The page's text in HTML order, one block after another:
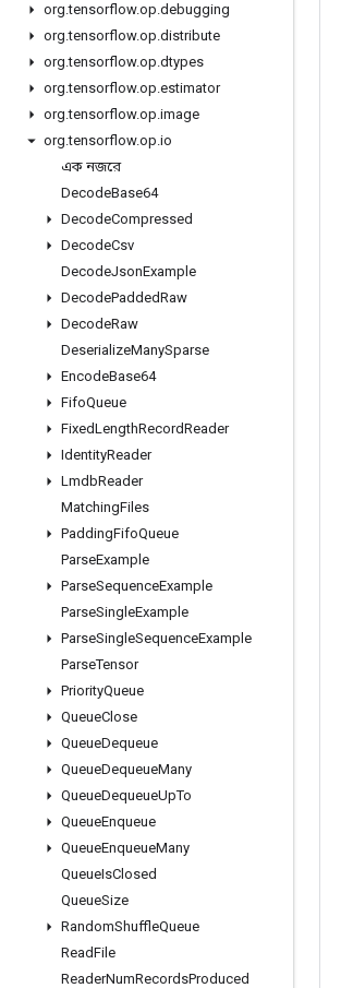
org.tensorflow.op.debugging
org.tensorflow.op.distribute
org.tensorflow.op.dtypes
org.tensorflow.op.estimator
org.tensorflow.op.image
org.tensorflow.op.io
এক নজরে
DecodeBase64
DecodeCompressed
DecodeCsv
DecodeJsonExample
DecodePaddedRaw
DecodeRaw
DeserializeManySparse
EncodeBase64
FifoQueue
FixedLengthRecordReader
IdentityReader
LmdbReader
MatchingFiles
PaddingFifoQueue
ParseExample
ParseSequenceExample
ParseSingleExample
ParseSingleSequenceExample
ParseTensor
PriorityQueue
QueueClose
QueueDequeue
QueueDequeueMany
QueueDequeueUpTo
QueueEnqueue
QueueEnqueueMany
QueueIsClosed
QueueSize
RandomShuffleQueue
ReadFile
ReaderNumRecordsProduced